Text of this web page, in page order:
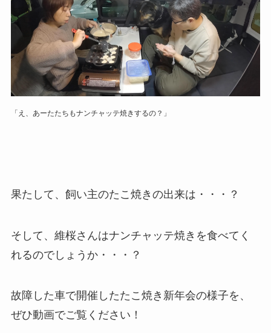
「え、あーたたちもナンチャッテ焼きするの？」
果たして、飼い主のたこ焼きの出来は・・・？
そして、維桜さんはナンチャッテ焼きを食べてく
れるのでしょうか・・・？
故障した車で開催したたこ焼き新年会の様子を、
ぜひ動画でご覧ください！